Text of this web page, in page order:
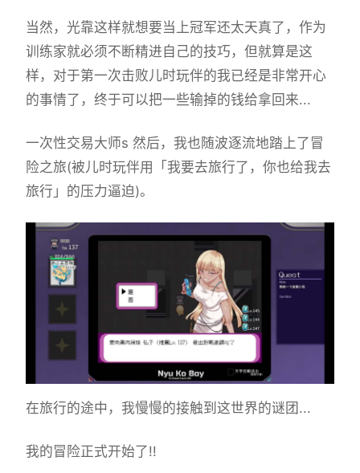
当然，光靠这样就想要当上冠军还太天真了，作为
训练家就必须不断精进自己的技巧，但就算是这
样，对于第一次击败儿时玩伴的我已经是非常开心
的事情了，终于可以把一些输掉的钱给拿回来...
一次性交易大师s 然后，我也随波逐流地踏上了冒
险之旅(被儿时玩伴用「我要去旅行了，你也给我去
旅行」的压力逼迫)。
在旅行的途中，我慢慢的接触到这世界的谜团...
我的冒险正式开始了!!